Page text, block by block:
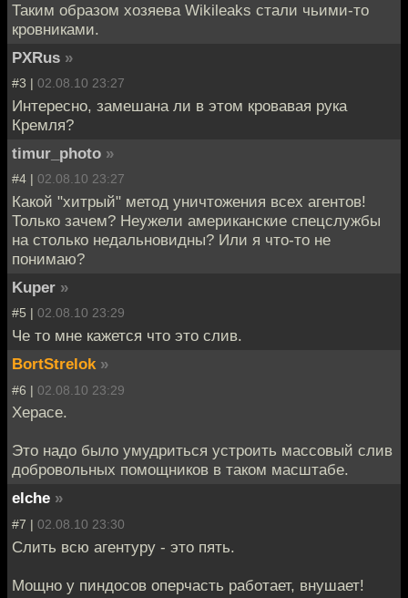
Таким образом хозяева Wikileaks стали чьими-то
кровниками.
PXRus »
#3 | 02.08.10 23:27
Интересно, замешана ли в этом кровавая рука
Кремля?
timur_photo »
#4 | 02.08.10 23:27
Какой "хитрый" метод уничтожения всех агентов!
Только зачем? Неужели американские спецслужбы
на столько недальновидны? Или я что-то не
понимаю?
Kuper »
#5 | 02.08.10 23:29
Че то мне кажется что это слив.
BortStrelok »
#6 | 02.08.10 23:29
Херасе.
Это надо было умудриться устроить массовый слив
добровольных помощников в таком масштабе.
elche »
#7 | 02.08.10 23:30
Слить всю агентуру - это пять.
Мощно у пиндосов оперчасть работает, внушает!